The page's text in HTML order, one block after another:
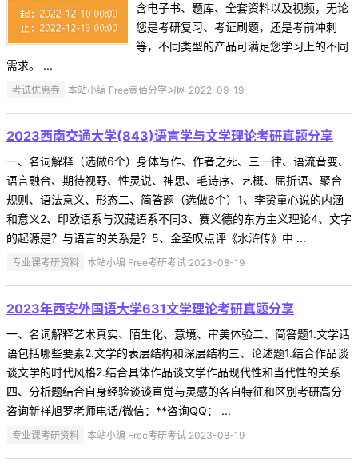
含电子书、题库、全套资料以及视频，无论
您是考研复习、考证刷题，还是考前冲刺
等，不同类型的产品可满足您学习上的不同
需求。 ...
考试优惠券 本站小编 Free壹佰分学习网 2022-09-19
2023西南交通大学(843)语言学与文学理论考研真题分享
一、名词解释（选做6个）身体写作、作者之死、三一律、语流音变、
语言融合、期待视野、性灵说、神思、毛诗序、艺概、屈折语、聚合
规则、语法意义、形态二、简答题（选做6个）1、李贽童心说的内涵
和意义2、印欧语系与汉藏语系不同3、赛义德的东方主义理论4、文字
的起源是？与语言的关系是？5、金圣叹点评《水浒传》中 ...
专业课考研资料 本站小编 Free考研考试 2023-08-19
2023年西安外国语大学631文学理论考研真题分享
一、名词解释艺术真实、陌生化、意境、审美体验二、简答题1.文学话
语包括哪些要素2.文学的表层结构和深层结构三、论述题1.结合作品谈
谈文学的时代风格2.结合具体作品谈文学作品现代性和当代性的关系
四、分析题结合自身经验谈谈直觉与灵感的各自特征和区别考研高分
咨询新祥旭罗老师电话/微信：**咨询QQ： ...
专业课考研资料 本站小编 Free考研考试 2023-08-19